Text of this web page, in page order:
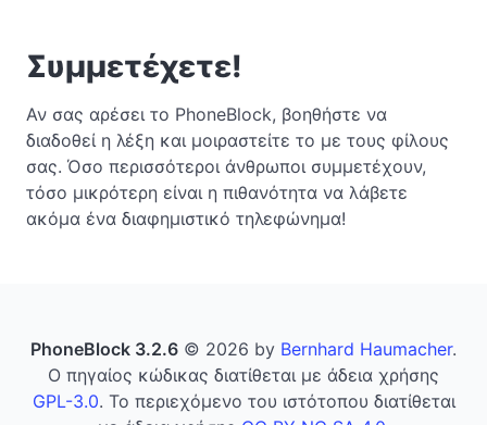
Συμμετέχετε!
Αν σας αρέσει το PhoneBlock, βοηθήστε να
διαδοθεί η λέξη και μοιραστείτε το με τους φίλους
σας. Όσο περισσότεροι άνθρωποι συμμετέχουν,
τόσο μικρότερη είναι η πιθανότητα να λάβετε
ακόμα ένα διαφημιστικό τηλεφώνημα!
PhoneBlock 3.2.6 © 2026 by Bernhard Haumacher.
Ο πηγαίος κώδικας διατίθεται με άδεια χρήσης
GPL-3.0. Το περιεχόμενο του ιστότοπου διατίθεται